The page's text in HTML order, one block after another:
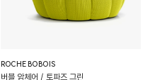
ROCHE BOBOIS
버블 암체어 / 토파즈 그린